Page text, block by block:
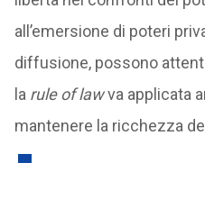
all’emersione di poteri
diffusione, possono
la rule of lawva applicata
mantenere la ricchezza